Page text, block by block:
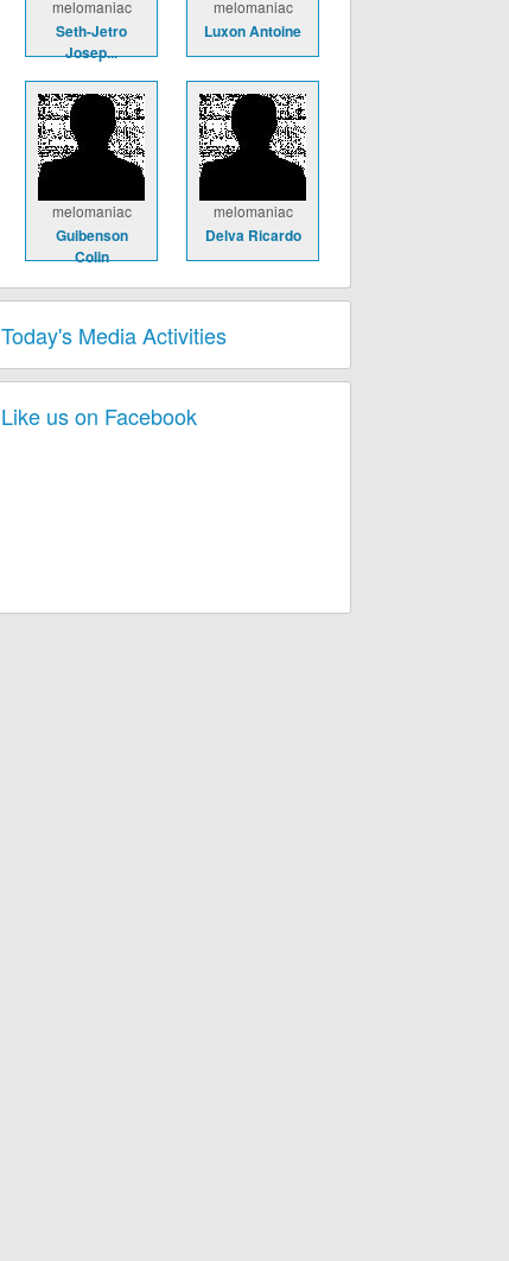
melomaniac
Seth-Jetro
Josep...
melomaniac
Luxon Antoine
melomaniac
Guibenson
Colin
melomaniac
Delva Ricardo
Today's Media Activities
Like us on Facebook